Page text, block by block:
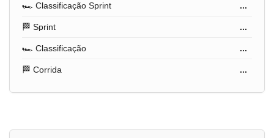
🏎️ Classificação Sprint ...
🏁 Sprint ...
🏎️ Classificação ...
🏁 Corrida ...